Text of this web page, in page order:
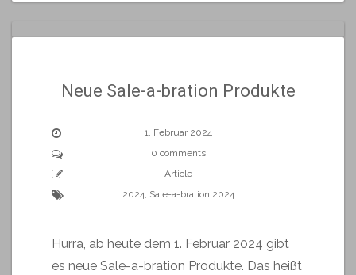
Neue Sale-a-bration Produkte
1. Februar 2024
0 comments
Article
2024, Sale-a-bration 2024
Hurra, ab heute dem 1. Februar 2024 gibt
es neue Sale-a-bration Produkte. Das heißt